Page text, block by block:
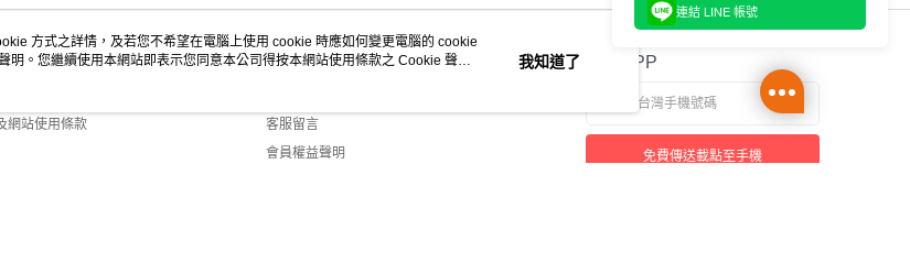
們
網站使用條款
客服資訊
客服留言
會員權益聲明
官方APP
免費傳送載點至手機
方式之詳情，及若您不希望在電腦上使用 cookie 時應如何變更電腦的 cookie
明。您繼續使用本網站即表示您同意本公司得按本網站使用條款之 Cookie 聲明
我知道了
連結 LINE 帳號